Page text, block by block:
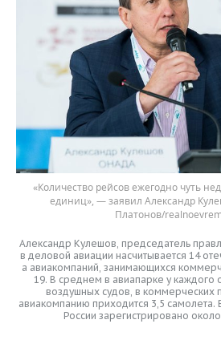
«Количество рейсов ежегодно чуть
единиц», — заявил Александр
Платонов/
Александр Кулешов, председатель
в деловой авиации насчитывается 14
а авиакомпаний, занимающихся
19. В среднем в авиапарке у каждого
воздушных судов, в коммерческих
авиакомпанию приходится 3,5 самолета.
России зарегистрировано